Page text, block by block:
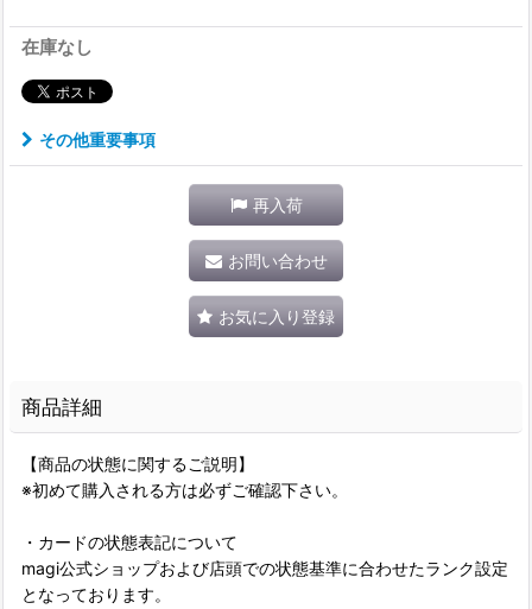
在庫なし
その他重要事項
再入荷
お問い合わせ
お気に入り登録
商品詳細
【商品の状態に関するご説明】
※初めて購入される方は必ずご確認下さい。
・カードの状態表記について
magi公式ショップおよび店頭での状態基準に合わせたランク設定
となっております。